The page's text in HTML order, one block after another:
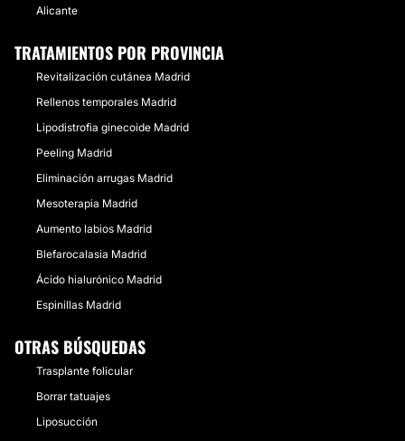
Alicante
TRATAMIENTOS POR PROVINCIA
Revitalización cutánea Madrid
Rellenos temporales Madrid
Lipodistrofia ginecoide Madrid
Peeling Madrid
Eliminación arrugas Madrid
Mesoterapia Madrid
Aumento labios Madrid
Blefarocalasia Madrid
Ácido hialurónico Madrid
Espinillas Madrid
OTRAS BÚSQUEDAS
Trasplante folicular
Borrar tatuajes
Liposucción